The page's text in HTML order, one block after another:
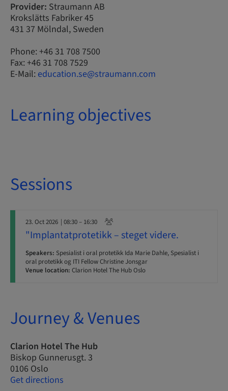
Provider: Straumann AB
Krokslätts Fabriker 45
431 37 Mölndal, Sweden
Phone: +46 31 708 7500
Fax: +46 31 708 7529
E-Mail: education.se@straumann.com
Learning objectives
Sessions
23. Oct 2026 | 08:30 – 16:30
"Implantatprotetikk – steget videre.
Speakers: Spesialist i oral protetikk Ida Marie Dahle, Spesialist i
oral protetikk og ITI Fellow Christine Jonsgar
Venue location: Clarion Hotel The Hub Oslo
Journey & Venues
Clarion Hotel The Hub
Biskop Gunnerusgt. 3
0106 Oslo
Get directions